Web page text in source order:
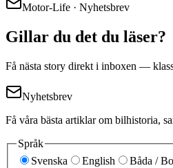
Motor-Life · Nyhetsbrev
Gillar du det du läser?
Få nästa story direkt i inboxen —
Nyhetsbrev
Få våra bästa artiklar om bilhistoria,
Språk
Svenska
English Båda /